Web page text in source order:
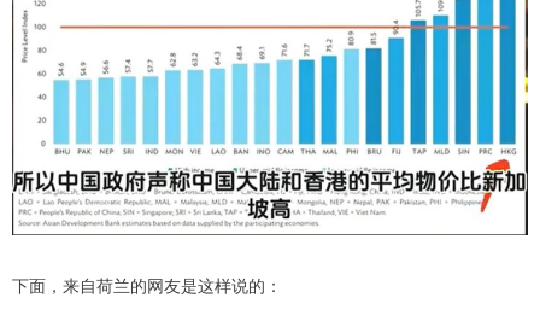
下面，来自荷兰的网友是这样说的：